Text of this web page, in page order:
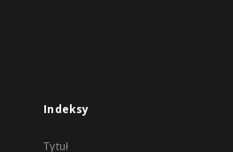
Indeksy
Tytuł